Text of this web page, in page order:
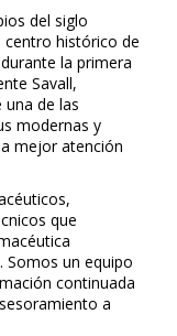
del siglo
centro histórico de
la primera
Savall,
de las
modernas y
mejor atención
que
Somos un equipo
continuada
a